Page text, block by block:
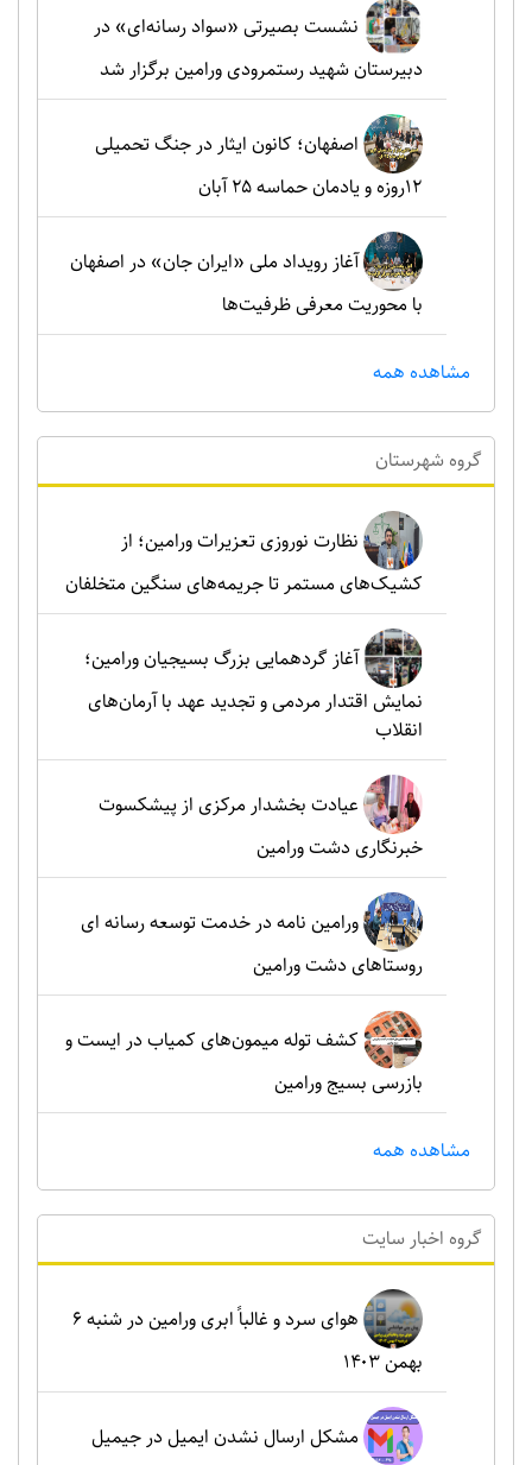
نشست بصیرتی «سواد رسانه‌ای» در
دبیرستان شهید رستمرودی ورامین برگزار شد
اصفهان؛ کانون ایثار در جنگ تحمیلی
۱۲روزه و یادمان حماسه ۲۵ آبان
آغاز رویداد ملی «ایران جان» در اصفهان
با محوریت معرفی ظرفیت‌ها
مشاهده همه
گروه شهرستان
نظارت نوروزی تعزیرات ورامین؛ از
کشیک‌های مستمر تا جریمه‌های سنگین متخلفان
آغاز گردهمایی بزرگ بسیجیان ورامین؛
نمایش اقتدار مردمی و تجدید عهد با آرمان‌های
انقلاب
عیادت بخشدار مرکزی از پیشکسوت
خبرنگاری دشت ورامین
ورامین نامه در خدمت توسعه رسانه ای
روستاهای دشت ورامین
کشف توله میمون‌های کمیاب در ایست و
بازرسی بسیج ورامین
مشاهده همه
گروه اخبار سايت
هوای سرد و غالباً ابری ورامین در شنبه ۶
بهمن ۱۴۰۳
مشکل ارسال نشدن ایمیل در جیمیل